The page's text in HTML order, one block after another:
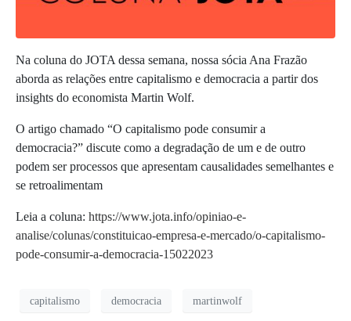
Na coluna do JOTA dessa semana, nossa sócia Ana Frazão
aborda as relações entre capitalismo e democracia a partir dos
insights do economista Martin Wolf.
O artigo chamado “O capitalismo pode consumir a
democracia?” discute como a degradação de um e de outro
podem ser processos que apresentam causalidades semelhantes e
se retroalimentam
Leia a coluna: https://www.jota.info/opiniao-e-
analise/colunas/constituicao-empresa-e-mercado/o-capitalismo-
pode-consumir-a-democracia-15022023
capitalismo democracia martinwolf